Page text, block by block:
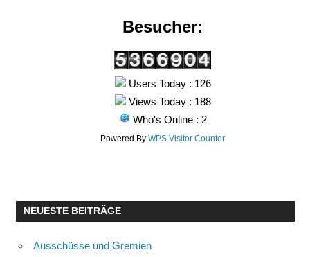
Besucher:
Users Today : 126
Views Today : 188
Who's Online : 2
Powered ByWPS Visitor Counter
NEUESTE BEITRÄGE
Ausschüsse und Gremien